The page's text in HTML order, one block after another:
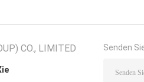
CO., LIMITED Senden